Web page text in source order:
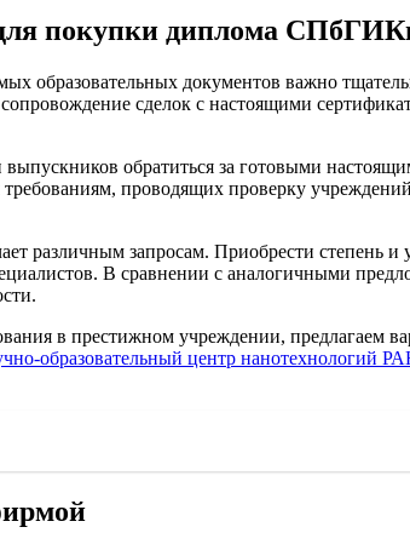
покупки диплома
образовательных документов важно
сделок с настоящими
обратиться за готовыми
проводящих проверку
различным запросам. Приобрести степень
В сравнении с аналогичными
в престижном учреждении, предлагаем
образовательный центр нанотехнологий